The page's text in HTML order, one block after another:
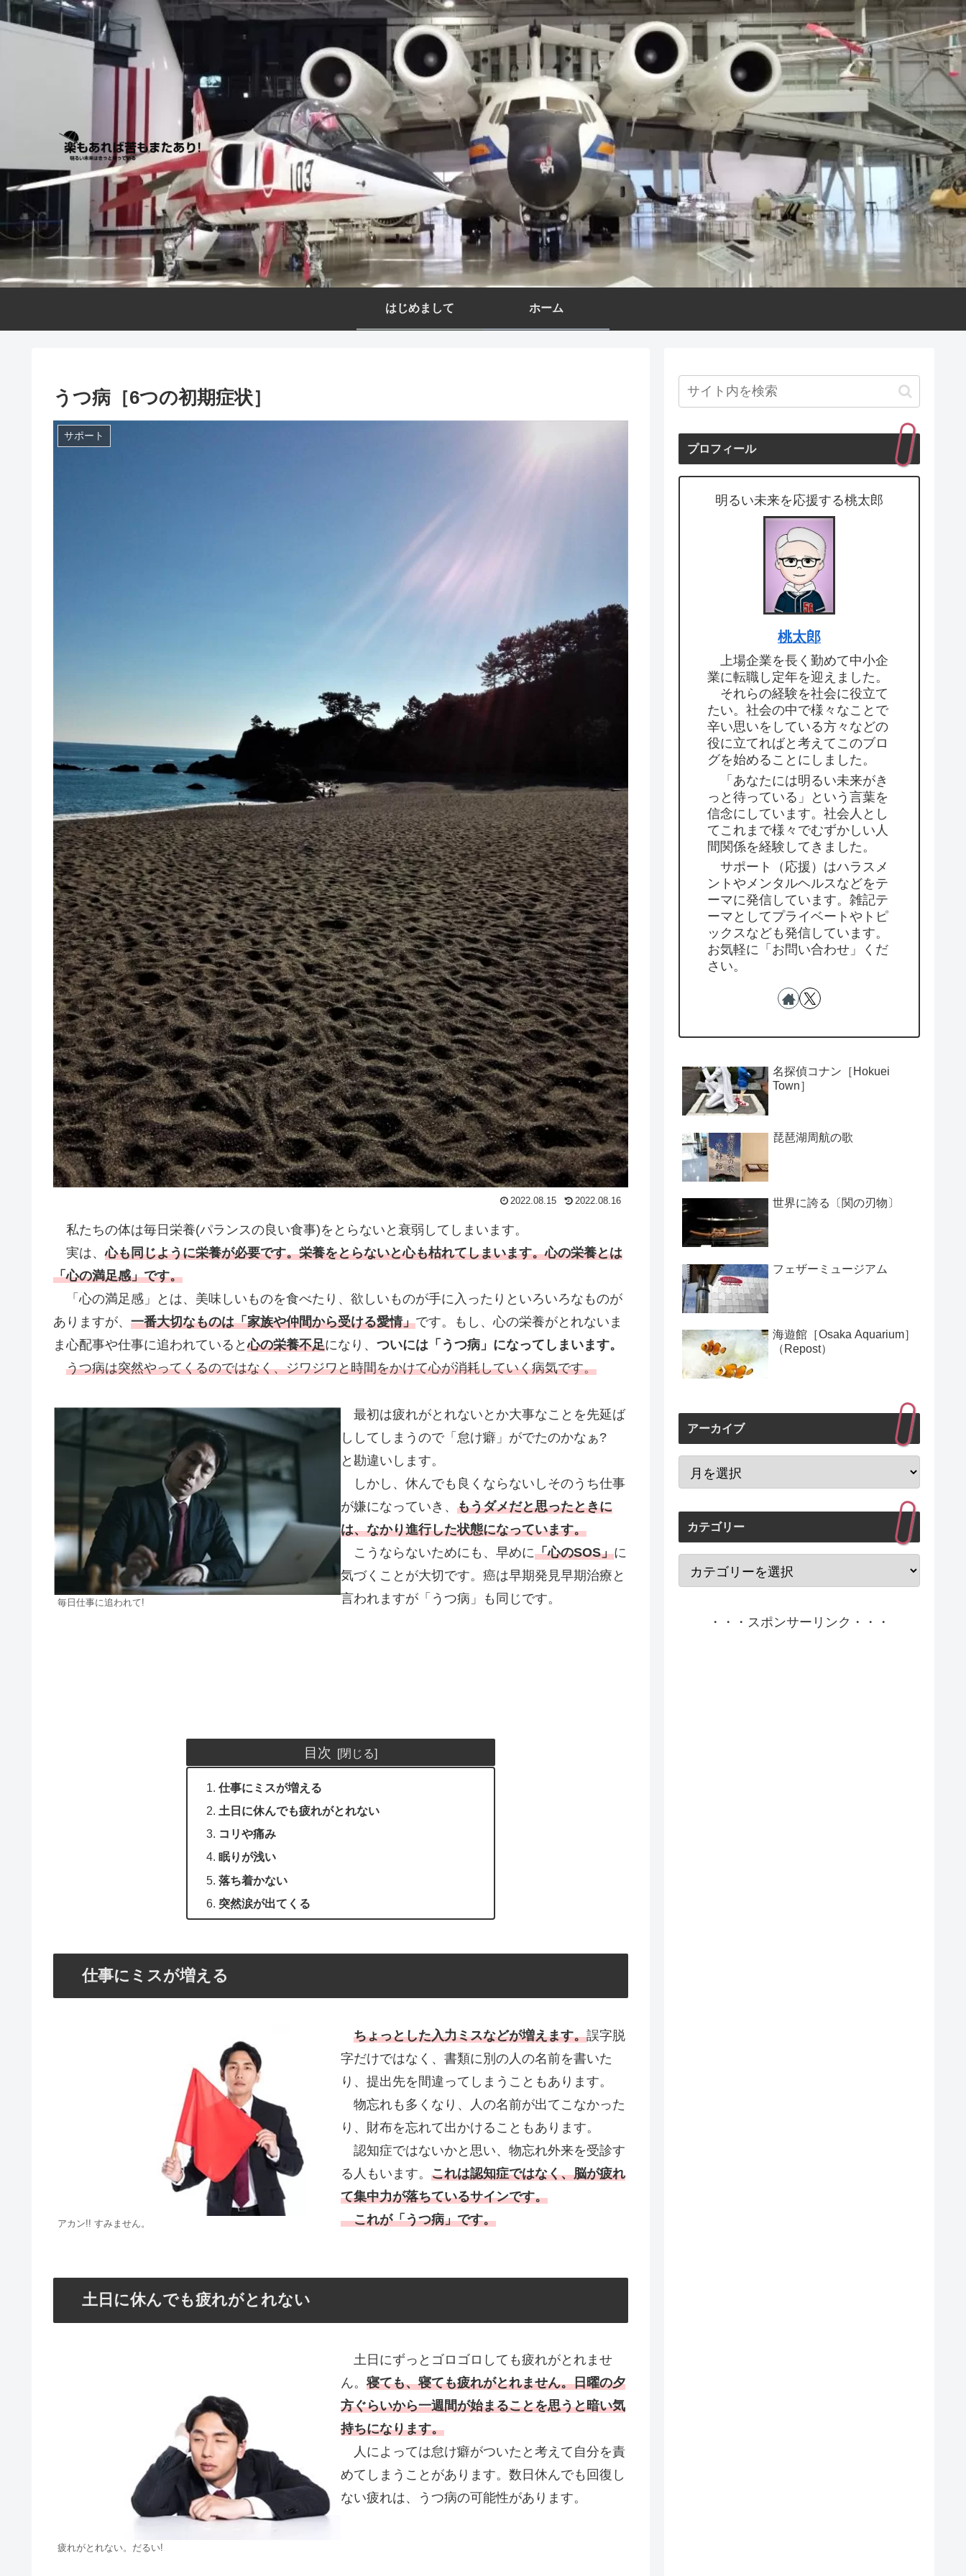
はじめまして ホーム
うつ病［6つの初期症状］
サポート
2022.08.15 2022.08.16
私たちの体は毎日栄養(パランスの良い食事)をとらないと衰弱してしまいます。
実は、心も同じように栄養が必要です。栄養をとらないと心も枯れてしまいます。心の栄養とは
「心の満足感」です。
「心の満足感」とは、美味しいものを食べたり、欲しいものが手に入ったりといろいろなものが
ありますが、 一番大切なものは「家族や仲間から受ける愛情」です。もし、心の栄養がとれないま
ま心配事や仕事に追われていると心の栄養不足になり、 ついには「うつ病」になってしまいます。
うつ病は突然やってくるのではなく、ジワジワと時間をかけて心が消耗していく病気です。
毎日仕事に追われて!
最初は疲れがとれないとか大事なことを先延ば
ししてしまうので「怠け癖」がでたのかなぁ?
と勘違いします。
しかし、休んでも良くならないしそのうち仕事
が嫌になっていき、 もうダメだと思ったときに
は、なかり進行した状態になっています。
こうならないためにも、早めに「心のSOS」に
気づくことが大切です。癌は早期発見早期治療と
言われますが「うつ病」も同じです。
目次
仕事にミスが増える
土日に休んでも疲れがとれない
コリや痛み
眠りが浅い
落ち着かない
突然涙が出てくる
仕事にミスが増える
アカン!! すみません。
ちょっとした入力ミスなどが増えます。誤字脱
字だけではなく、書類に別の人の名前を書いた
り、提出先を間違ってしまうこともあります。
物忘れも多くなり、人の名前が出てこなかった
り、財布を忘れて出かけることもあります。
認知症ではないかと思い、物忘れ外来を受診す
る人もいます。 これは認知症ではなく、脳が疲れ
て集中力が落ちているサインです。
これが「うつ病」です。
土日に休んでも疲れがとれない
疲れがとれない。だるい!
土日にずっとゴロゴロしても疲れがとれませ
ん。寝ても、寝ても疲れがとれません。日曜の夕
方ぐらいから一週間が始まることを思うと暗い気
持ちになります。
人によっては怠け癖がついたと考えて自分を責
めてしまうことがあります。数日休んでも回復し
ない疲れは、うつ病の可能性があります。
プロフィール
明るい未来を応援する桃太郎
桃太郎
上場企業を長く勤めて中小企
業に転職し定年を迎えました。
それらの経験を社会に役立て
たい。社会の中で様々なことで
辛い思いをしている方々などの
役に立てればと考えてこのブロ
グを始めることにしました。
「あなたには明るい未来がき
っと待っている」という言葉を
信念にしています。社会人とし
てこれまで様々でむずかしい人
間関係を経験してきました。
サポート（応援）はハラスメ
ントやメンタルヘルスなどをテ
ーマに発信しています。雑記テ
ーマとしてプライベートやトピ
ックスなども発信しています。
お気軽に「お問い合わせ」くだ
さい。
名探偵コナン［Hokuei
Town］
琵琶湖周航の歌
世界に誇る〔関の刃物〕
フェザーミュージアム
海遊館［Osaka Aquarium］
（Repost）
アーカイブ
カテゴリー
・・・スポンサーリンク・・・